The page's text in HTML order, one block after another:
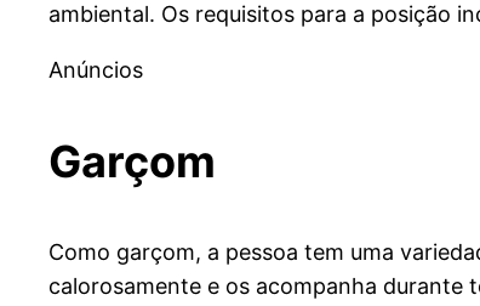
ambiental. Os requisitos para a posição
Anúncios
Garçom
Como garçom, a pessoa tem uma
calorosamente e os acompanha durante